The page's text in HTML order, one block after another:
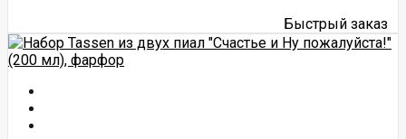
Быстрый заказ